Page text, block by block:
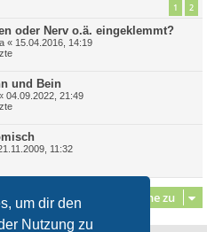
um dir den
Nutzung zu
1 2
oder Nerv o.ä. eingeklemmt?
« 15.04.2016, 14:19
und Bein
04.09.2022, 21:49
11:32
Gehe zu